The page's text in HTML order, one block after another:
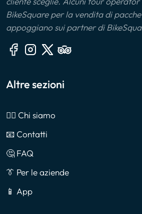
BikeSquare per la vendita di
appoggiano sui partner di
Altre sezioni
🙎‍♂️ Chi siamo
📧 Contatti
🤔 FAQ
👔 Per le aziende
📱 App